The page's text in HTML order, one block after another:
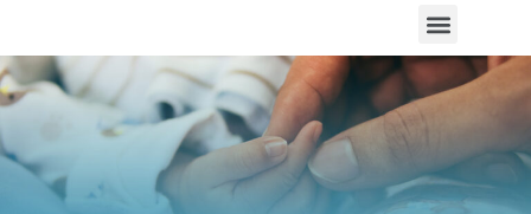
Menu